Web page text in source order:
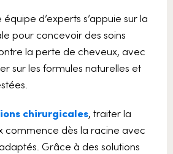
d’experts s’appuie sur la
pour concevoir des soins
la perte de cheveux, avec
sur les formules naturelles et
chirurgicales, traiter la
commence dès la racine avec
Grâce à des solutions